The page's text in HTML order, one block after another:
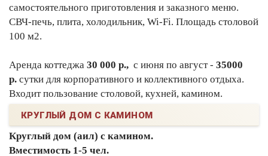
самостоятельного приготовления и заказного меню.
СВЧ-печь, плита, холодильник, Wi-Fi. Площадь столовой
100 м2.
Аренда коттеджа 30 000 р., с июня по август - 35000
р. сутки для корпоративного и коллективного отдыха.
Входит пользование столовой, кухней, камином.
КРУГЛЫЙ ДОМ С КАМИНОМ
Круглый дом (аил) с камином.
Вместимость 1-5 чел.